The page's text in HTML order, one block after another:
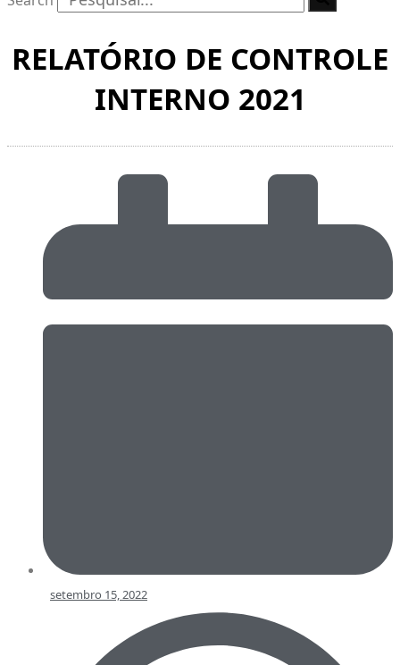
RELATÓRIO DE CONTROLE
INTERNO 2021
setembro 15, 2022